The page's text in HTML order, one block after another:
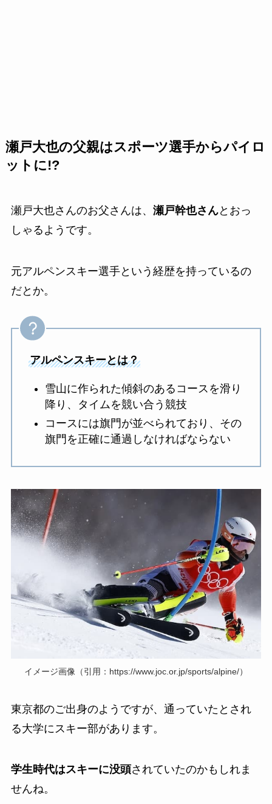
瀬戸大也の父親はスポーツ選手からパイロ
ットに!?
瀬戸大也さんのお父さんは、 瀬戸幹也さんとおっ
しゃるようです。
元アルペンスキー選手という経歴を持っているの
だとか。
アルペンスキーとは？
雪山に作られた傾斜のあるコースを滑り
降り、タイムを競い合う競技
コースには旗門が並べられており、その
旗門を正確に通過しなければならない
イメージ画像（引用：https://www.joc.or.jp/sports/alpine/）
東京都のご出身のようですが、通っていたとされ
る大学にスキー部があります。
学生時代はスキーに没頭されていたのかもしれま
せんね。